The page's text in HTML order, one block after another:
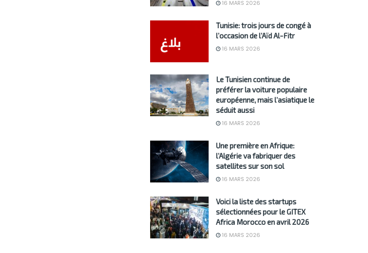
16 MARS 2026
Tunisie: trois jours de congé à
l’occasion de l’Aïd Al-Fitr
16 MARS 2026
Le Tunisien continue de
préférer la voiture populaire
européenne, mais l’asiatique le
séduit aussi
16 MARS 2026
Une première en Afrique:
l’Algérie va fabriquer des
satellites sur son sol
16 MARS 2026
Voici la liste des startups
sélectionnées pour le GITEX
Africa Morocco en avril 2026
16 MARS 2026